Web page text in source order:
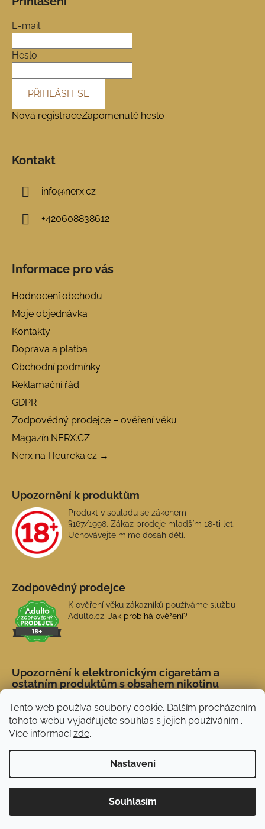
Tento web používá soubory cookie. Dalším procházením
tohoto webu vyjadřujete souhlas s jejich používáním..
Více informacízde.
Nastavení
Souhlasím
Novinka: Akční doprava s PPL od 45 Kč. Při
nákupu nad 1 500 Kč doprava ZDARMA.
E-mail
Heslo
PŘIHLÁSIT SE
Nová registraceZapomenuté heslo
Kontakt
info@nerx.cz
+420608838612
Informace pro vás
Hodnocení obchodu
Moje objednávka
Kontakty
Doprava a platba
Obchodní podmínky
Reklamační řád
GDPR
Zodpovědný prodejce – ověření věku
Magazín NERX.CZ
Nerx na Heureka.cz →
Upozornění k produktům
Produkt v souladu se zákonem
§167/1998. Zákaz prodeje mladším 18-ti let.
Uchovávejte mimo dosah dětí.
Zodpovědný prodejce
K ověření věku zákazníků používáme službu
Adulto.cz. Jak probíhá ověření?
Upozornění k elektronickým cigaretám a
ostatním produktům s obsahem nikotinu
Vytvořil Shoptet
NERX.CZ. Všechna práva vyhrazena.